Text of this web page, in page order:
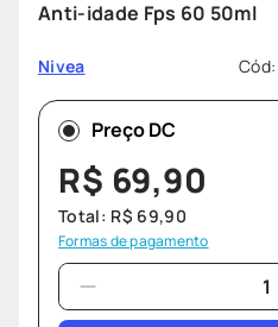
desodorante
10º protetor solar
Anti-idade Fps 60 50ml
Nivea Cód:
Preço DC
R$ 69,90
Total: R$ 69,90
Formas de pagamento